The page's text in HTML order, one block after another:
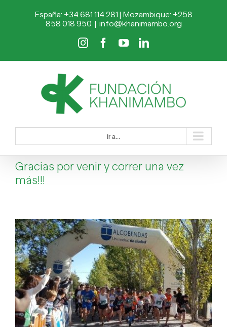
España: +34 681 114 281 | Mozambique: +258
858 018 950 | info@khanimambo.org
InstagramFacebook
YouTubeLinkedIn
Ir a...
Gracias por venir y correr una vez
más!!!
Ver
imagen
más
grande